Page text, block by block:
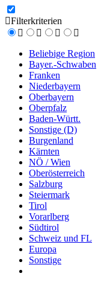
Filterkriterien
Beliebige Region
Bayer.-Schwaben
Franken
Niederbayern
Oberbayern
Oberpfalz
Baden-Württ.
Sonstige (D)
Burgenland
Kärnten
NÖ / Wien
Oberösterreich
Salzburg
Steiermark
Tirol
Vorarlberg
Südtirol
Schweiz und FL
Europa
Sonstige